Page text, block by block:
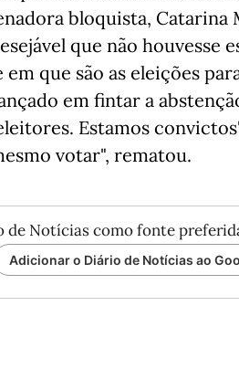
bloquista, Catarina
que não houvesse
que são as eleições
em fintar a
Estamos
votar", rematou.
de Notícias como fonte
Adicionar o Diário de Notícias ao